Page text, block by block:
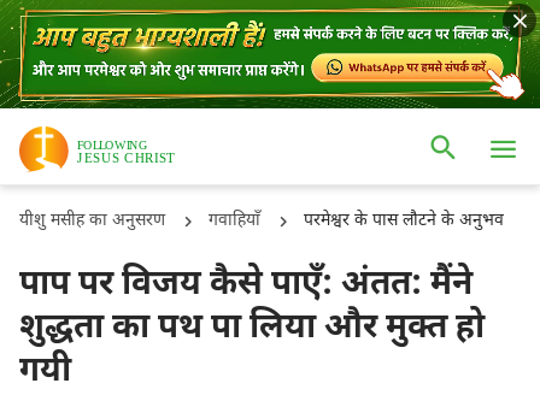
यीशु मसीह का अनुसरण गवाहियाँ परमेश्वर के पास लौटने के अनुभव
पाप पर विजय कैसे पाएँ: अंतत: मैंने
शुद्धता का पथ पा लिया और मुक्त हो
गयी